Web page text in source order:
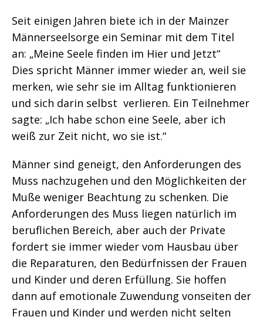
Seit einigen Jahren biete ich in der Mainzer
Männerseelsorge ein Seminar mit dem Titel
an: „Meine Seele finden im Hier und Jetzt“
Dies spricht Männer immer wieder an, weil sie
merken, wie sehr sie im Alltag funktionieren
und sich darin selbst verlieren. Ein Teilnehmer
sagte: „Ich habe schon eine Seele, aber ich
weiß zur Zeit nicht, wo sie ist.“
Männer sind geneigt, den Anforderungen des
Muss nachzugehen und den Möglichkeiten der
Muße weniger Beachtung zu schenken. Die
Anforderungen des Muss liegen natürlich im
beruflichen Bereich, aber auch der Private
fordert sie immer wieder vom Hausbau über
die Reparaturen, den Bedürfnissen der Frauen
und Kinder und deren Erfüllung. Sie hoffen
dann auf emotionale Zuwendung vonseiten der
Frauen und Kinder und werden nicht selten